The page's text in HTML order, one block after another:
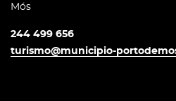
Mós
244 499 656
turismo@municipio-